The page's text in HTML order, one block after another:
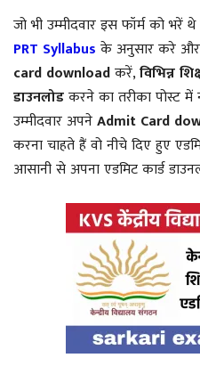
जो भी उम्मीदवार इस फॉर्म को भरें
PRT Syllabus के अनुसार करे और
card downloadकरें,विभिन्न
डाउनलोडकरने का तरीका पोस्ट में
उम्मीदवार अपनेAdmit Card
करना चाहते हैं वो नीचे दिए हुए
आसानी से अपना एडमिट कार्ड